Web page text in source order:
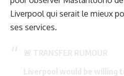
Liverpool qui serait le mieux
ses services.